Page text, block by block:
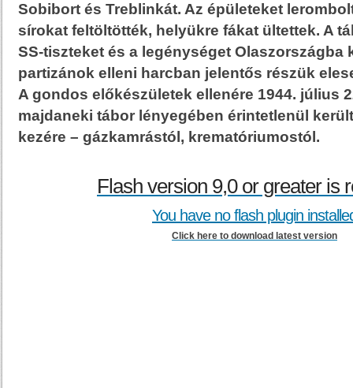
Sobibort és Treblinkát. Az épületeket
sírokat feltöltötték, helyükre fákat ültettek. A
SS-tiszteket és a legénységet Olaszországba
partizánok elleni harcban jelentős részük
A gondos előkészületek ellenére 1944. július
majdaneki tábor lényegében érintetlenül
kezére – gázkamrástól, krematóriumostól.
Flash version 9,0 or greater is
You have no flash plugin
Click here to download latest version